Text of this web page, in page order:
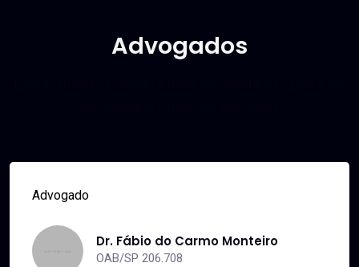
Advogados
Advogado
Dr. Fábio do Carmo Monteiro
OAB/SP 206.708